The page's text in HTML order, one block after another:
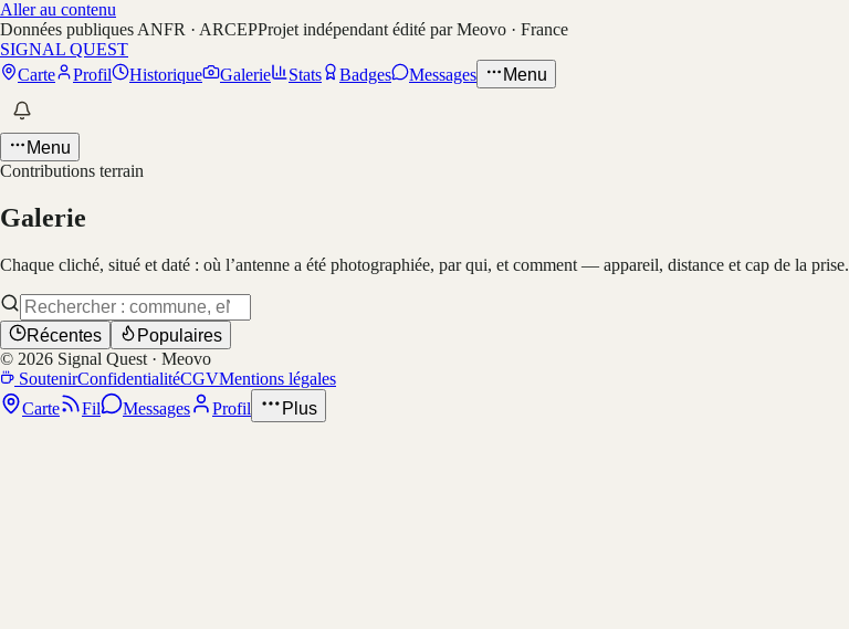
Aller au contenu
Données publiques ANFR · ARCEPProjet indépendant édité par Meovo · France
SIGNAL QUEST
Carte
Profil Historique Galerie Stats Badges Messages Menu
Menu
Contributions terrain
Galerie
Chaque cliché, situé et daté : où l’antenne a été photographiée, par qui, et comment — appareil, distance et cap de la prise.
Récentes
Populaires
© 2026 Signal Quest · Meovo
SoutenirConfidentialitéCGVMentions légales
Carte
Fil Messages Profil Plus